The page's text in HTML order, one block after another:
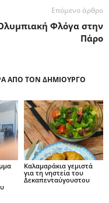
Επόμενο άρθρο
Φλόγα στην
Πάρο
ΑΠΟ ΤΟΝ ΔΗΜΙΟΥΡΓΟ
Καλαμαράκια γεμιστά
για τη νηστεία του
Δεκαπενταύγουστου